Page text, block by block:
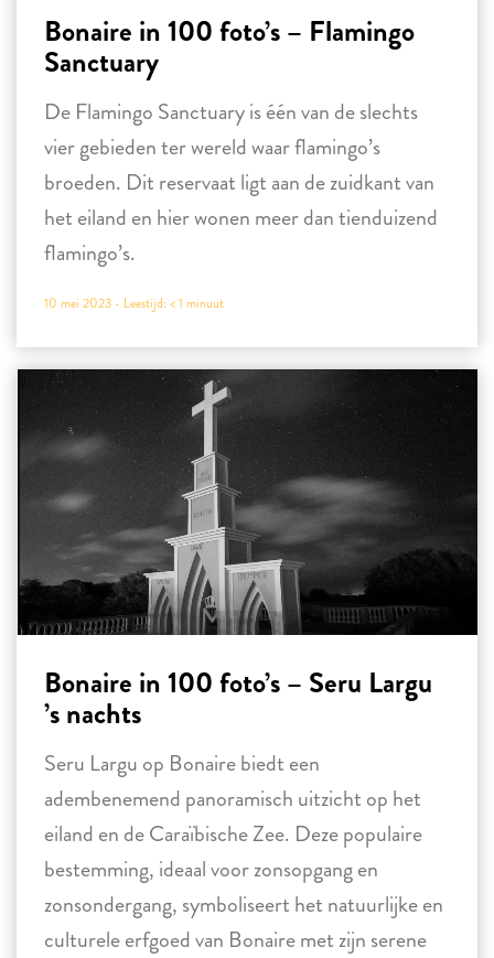
Bonaire in 100 foto’s – Flamingo
Sanctuary
De Flamingo Sanctuary is één van de slechts
vier gebieden ter wereld waar flamingo’s
broeden. Dit reservaat ligt aan de zuidkant van
het eiland en hier wonen meer dan tienduizend
flamingo’s.
10 mei 2023 - Leestijd: < 1 minuut
Bonaire in 100 foto’s – Seru Largu
’s nachts
Seru Largu op Bonaire biedt een
adembenemend panoramisch uitzicht op het
eiland en de Caraïbische Zee. Deze populaire
bestemming, ideaal voor zonsopgang en
zonsondergang, symboliseert het natuurlijke en
culturele erfgoed van Bonaire met zijn serene